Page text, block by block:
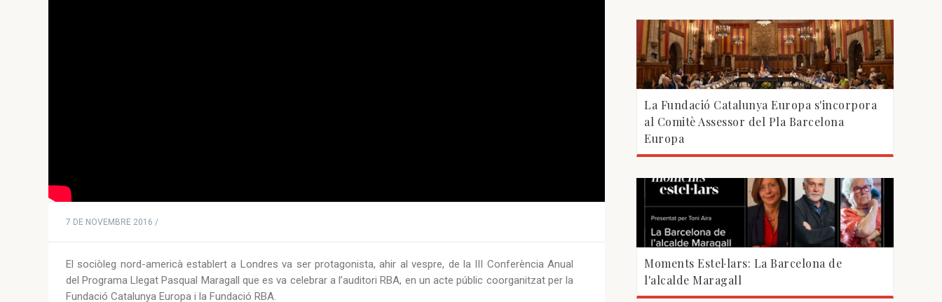
7 DE NOVEMBRE 2016 /
El sociòleg nord-americà establert a Londres va ser protagonista, ahir al vespre, de la III Conferència Anual
del Programa Llegat Pasqual Maragall que es va celebrar a l’auditori RBA, en un acte públic coorganitzat per la
Fundació Catalunya Europa i la Fundació RBA.
La Fundació Catalunya Europa s'incorpora
al Comitè Assessor del Pla Barcelona
Europa
Moments Estel·lars: La Barcelona de
l'alcalde Maragall